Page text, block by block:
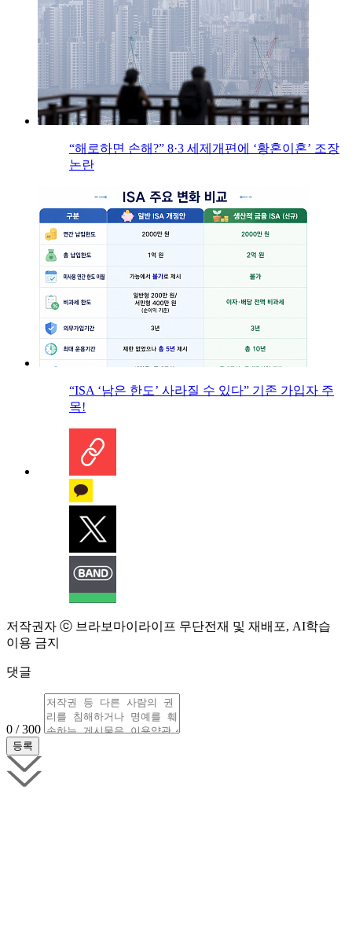
“해로하면 손해?” 8·3 세제개편에 ‘황혼이혼’ 조장
논란
“ISA ‘남은 한도’ 사라질 수 있다” 기존 가입자 주
목!
저작권자 ⓒ 브라보마이라이프 무단전재 및 재배포, AI학습
이용 금지
댓글
0 / 300